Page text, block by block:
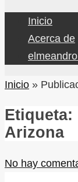
contenido
Inicio
Acerca de
Inicio »
Etiqueta:
Arizona
No hay